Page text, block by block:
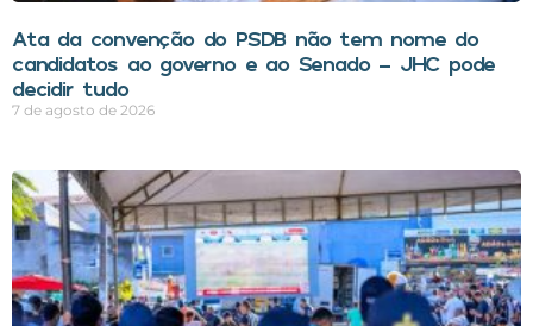
Ata da convenção do PSDB não tem nome do
candidatos ao governo e ao Senado – JHC pode
decidir tudo
7 de agosto de 2026